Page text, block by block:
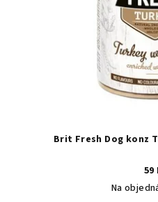
Brit Fresh Dog konz
59
Na